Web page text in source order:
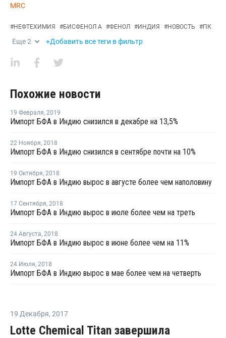
MRC
#НЕФТЕХИМИЯ #БИСФЕНОЛ А #ФЕНОЛ #ИНДИЯ #НОВОСТЬ #ПК
Еще2 +Добавить все теги в фильтр
Похожие новости
19 Февраля, 2019
Импорт БФА в Индию снизился в декабре на 13,5%
22 Ноября, 2018
Импорт БФА в Индию снизился в сентябре почти на 10%
19 Октября, 2018
Импорт БФА в Индию вырос в августе более чем наполовину
17 Сентября, 2018
Импорт БФА в Индию вырос в июле более чем на треть
24 Августа, 2018
Импорт БФА в Индию вырос в июне более чем на 11%
24 Июля, 2018
Импорт БФА в Индию вырос в мае более чем на четверть
19 Декабря, 2017
Lotte Chemical Titan завершила